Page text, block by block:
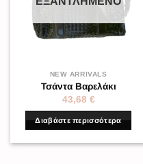
NEW ARRIVALS
Τσάντα Βαρελάκι
43,68 €
Διαβάστε περισσότερα